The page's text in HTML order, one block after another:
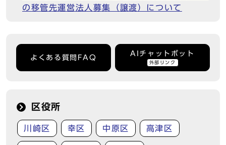
の移管先運営法人募集（譲渡）について
よくある質問FAQ
AIチャットボット
外部リンク
区役所
川崎区 幸区 中原区 高津区